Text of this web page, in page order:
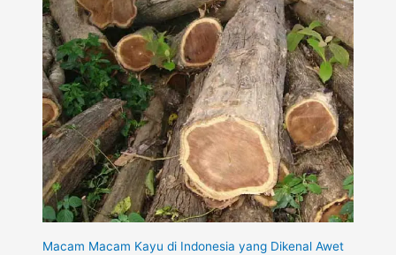
Macam Macam Kayu di Indonesia yang Dikenal Awet